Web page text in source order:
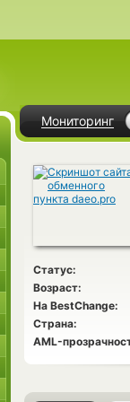
Мониторинг
Статус:
Возраст:
На BestChange:
Страна:
AML-